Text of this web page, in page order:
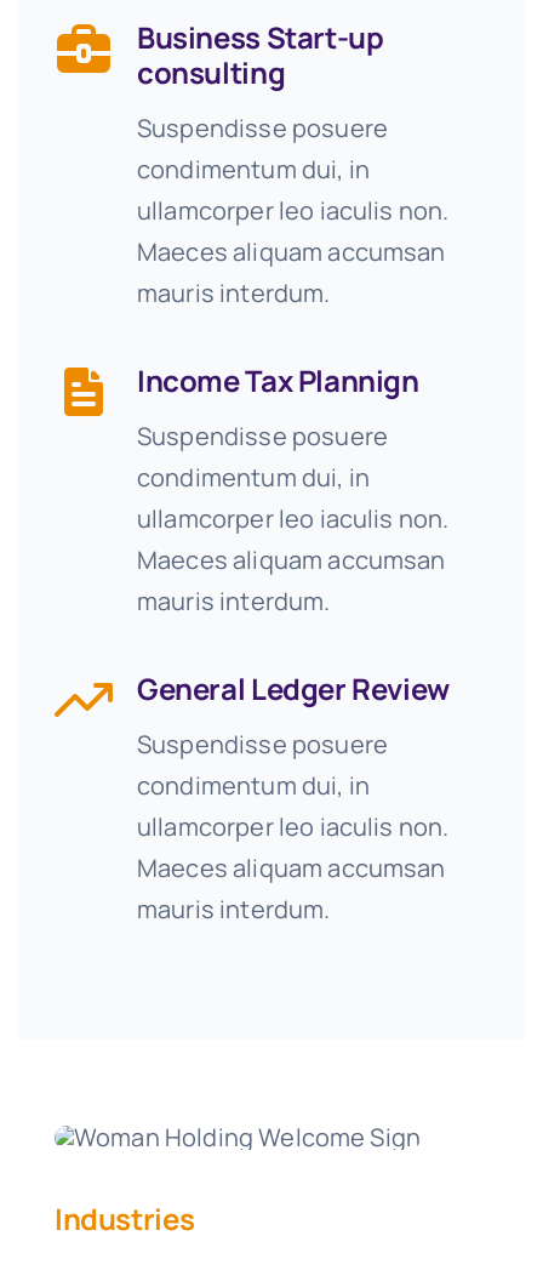
Business Start-up
consulting
Suspendisse posuere
condimentum dui, in
ullamcorper leo iaculis non.
Maeces aliquam accumsan
mauris interdum.
Income Tax Plannign
Suspendisse posuere
condimentum dui, in
ullamcorper leo iaculis non.
Maeces aliquam accumsan
mauris interdum.
General Ledger Review
Suspendisse posuere
condimentum dui, in
ullamcorper leo iaculis non.
Maeces aliquam accumsan
mauris interdum.
Industries